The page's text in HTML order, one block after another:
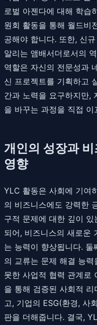
로벌 아젠다에 대해 학습
원회 활동을 통해 월드비
공해야 합니다. 또한, 신
알리는 앰배서더로서의
역할은 자신의 전문성과
신 프로젝트를 기획하고
간과 노력을 요구하지만,
을 바꾸는 과정을 직접
개인의 성장과
영향
YLC 활동은 사회에 기여
의 비즈니스에도 강력한
구적 문제에 대한 깊이
되어, 비즈니스의 새로운
는 능력이 향상됩니다.
의 교류는 문제 해결 능
못한 사업적 협력 관계로
을 통해 검증된 사회적
고, 기업의 ESG(환경, 사
판을 더해줍니다. 결국,